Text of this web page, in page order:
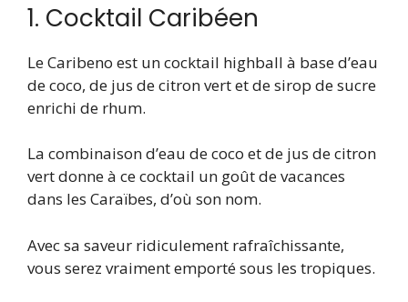
1. Cocktail Caribéen
Le Caribeno est un cocktail highball à base d’eau
de coco, de jus de citron vert et de sirop de sucre
enrichi de rhum.
La combinaison d’eau de coco et de jus de citron
vert donne à ce cocktail un goût de vacances
dans les Caraïbes, d’où son nom.
Avec sa saveur ridiculement rafraîchissante,
vous serez vraiment emporté sous les tropiques.